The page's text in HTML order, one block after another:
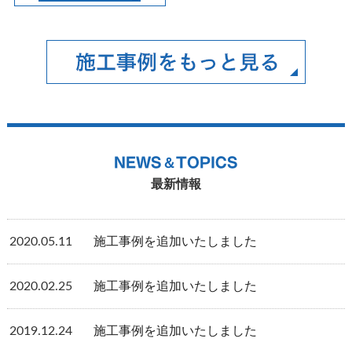
NEWS＆TOPICS
最新情報
2020.05.11 施工事例を追加いたしました
2020.02.25 施工事例を追加いたしました
2019.12.24 施工事例を追加いたしました